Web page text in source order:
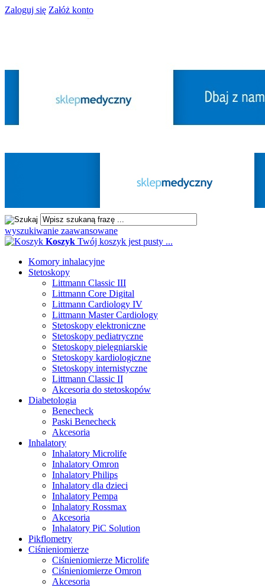
Zaloguj się Załóż konto
wyszukiwanie zaawansowane
Koszyk Twój koszyk jest pusty ...
Komory inhalacyjne
Stetoskopy
Littmann Classic III
Littmann Core Digital
Littmann Cardiology IV
Littmann Master Cardiology
Stetoskopy elektroniczne
Stetoskopy pediatryczne
Stetoskopy pielęgniarskie
Stetoskopy kardiologiczne
Stetoskopy internistyczne
Littmann Classic II
Akcesoria do stetoskopów
Diabetologia
Benecheck
Paski Benecheck
Akcesoria
Inhalatory
Inhalatory Microlife
Inhalatory Omron
Inhalatory Philips
Inhalatory dla dzieci
Inhalatory Pempa
Inhalatory Rossmax
Akcesoria
Inhalatory PiC Solution
Pikflometry
Ciśnieniomierze
Ciśnieniomierze Microlife
Ciśnieniomierze Omron
Akcesoria